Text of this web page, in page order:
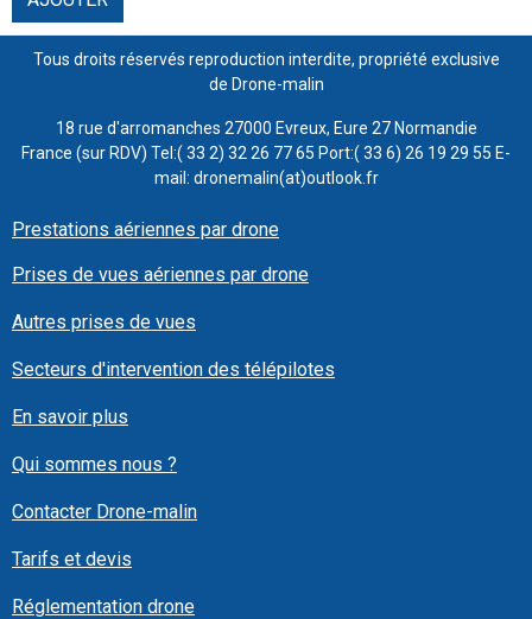
Tous droits réservés reproduction interdite, propriété exclusive
de Drone-malin
18 rue d'arromanches 27000 Evreux, Eure 27 Normandie
France (sur RDV) Tel:( 33 2) 32 26 77 65 Port:( 33 6) 26 19 29 55 E-
mail: dronemalin(at)outlook.fr
Prestations aériennes par drone
Prises de vues aériennes par drone
Autres prises de vues
Secteurs d'intervention des télépilotes
En savoir plus
Qui sommes nous ?
Contacter Drone-malin
Tarifs et devis
Réglementation drone